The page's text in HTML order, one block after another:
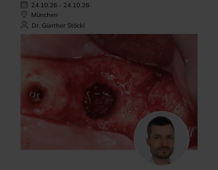
24.10.26 - 24.10.26
München
Dr. Günther Stöckl